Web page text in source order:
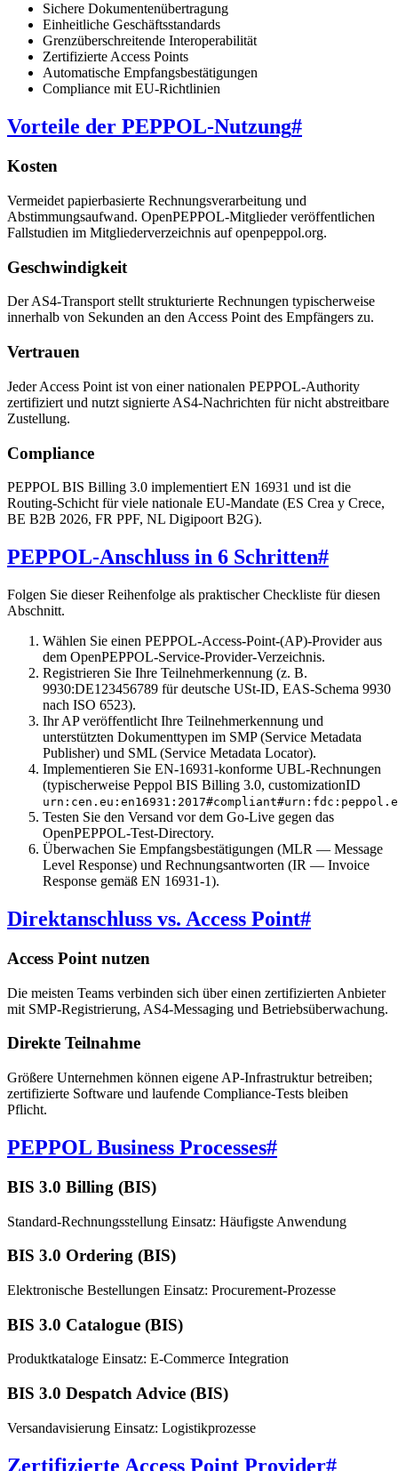
Sichere Dokumentenübertragung
Einheitliche Geschäftsstandards
Grenzüberschreitende Interoperabilität
Zertifizierte Access Points
Automatische Empfangsbestätigungen
Compliance mit EU-Richtlinien
Vorteile der PEPPOL-Nutzung#
Kosten
Vermeidet papierbasierte Rechnungsverarbeitung und
Abstimmungsaufwand. OpenPEPPOL-Mitglieder veröffentlichen
Fallstudien im Mitgliederverzeichnis auf openpeppol.org.
Geschwindigkeit
Der AS4-Transport stellt strukturierte Rechnungen typischerweise
innerhalb von Sekunden an den Access Point des Empfängers zu.
Vertrauen
Jeder Access Point ist von einer nationalen PEPPOL-Authority
zertifiziert und nutzt signierte AS4-Nachrichten für nicht abstreitbare
Zustellung.
Compliance
PEPPOL BIS Billing 3.0 implementiert EN 16931 und ist die
Routing-Schicht für viele nationale EU-Mandate (ES Crea y Crece,
BE B2B 2026, FR PPF, NL Digipoort B2G).
PEPPOL-Anschluss in 6 Schritten#
Folgen Sie dieser Reihenfolge als praktischer Checkliste für diesen
Abschnitt.
Wählen Sie einen PEPPOL-Access-Point-(AP)-Provider aus
dem OpenPEPPOL-Service-Provider-Verzeichnis.
Registrieren Sie Ihre Teilnehmerkennung (z. B.
9930:DE123456789 für deutsche USt-ID, EAS-Schema 9930
nach ISO 6523).
Ihr AP veröffentlicht Ihre Teilnehmerkennung und
unterstützten Dokumenttypen im SMP (Service Metadata
Publisher) und SML (Service Metadata Locator).
Implementieren Sie EN-16931-konforme UBL-Rechnungen
(typischerweise Peppol BIS Billing 3.0, customizationID
Testen Sie den Versand vor dem Go-Live gegen das
OpenPEPPOL-Test-Directory.
Überwachen Sie Empfangsbestätigungen (MLR — Message
Level Response) und Rechnungsantworten (IR — Invoice
Response gemäß EN 16931-1).
Direktanschluss vs. Access Point#
Access Point nutzen
Die meisten Teams verbinden sich über einen zertifizierten Anbieter
mit SMP-Registrierung, AS4-Messaging und Betriebsüberwachung.
Direkte Teilnahme
Größere Unternehmen können eigene AP-Infrastruktur betreiben;
zertifizierte Software und laufende Compliance-Tests bleiben
Pflicht.
PEPPOL Business Processes#
BIS 3.0 Billing (BIS)
Standard-Rechnungsstellung Einsatz: Häufigste Anwendung
BIS 3.0 Ordering (BIS)
Elektronische Bestellungen Einsatz: Procurement-Prozesse
BIS 3.0 Catalogue (BIS)
Produktkataloge Einsatz: E-Commerce Integration
BIS 3.0 Despatch Advice (BIS)
Versandavisierung Einsatz: Logistikprozesse
Zertifizierte Access Point Provider#